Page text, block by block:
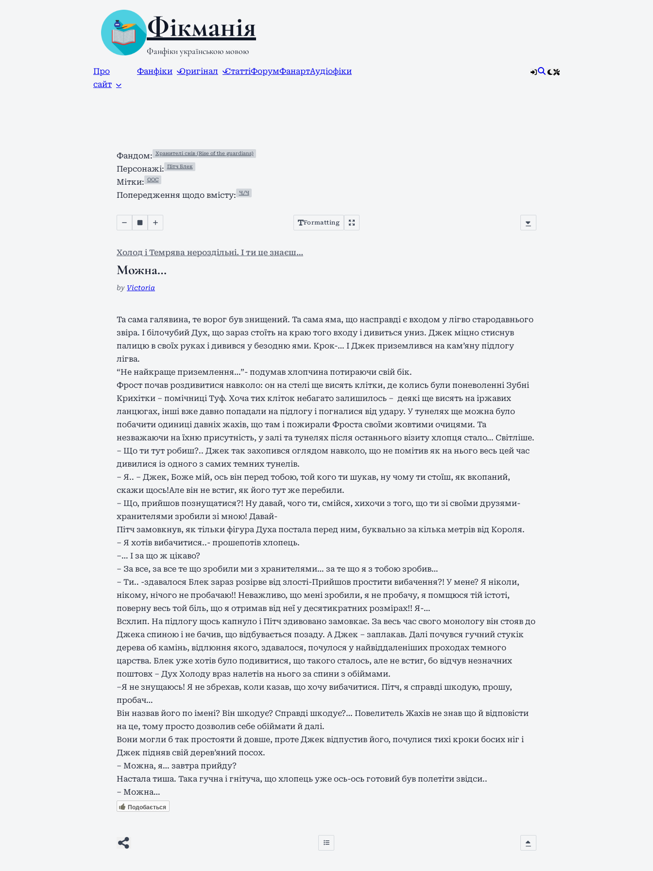
Фікманія
Фанфіки українською мовою
Про
сайт
Фанфіки Оригінал СтаттіФорумФанартАудіофіки
Фандом: Хранителі снів (Rise of the guardians)
Персонажі: Пітч Блек
Мітки: ООС
Попередження щодо вмісту: Ч/Ч
Formatting
Холод і Темрява нероздільні. І ти це знаєш…
Можна…
by Victoria
Та сама галявина, те ворог був знищений. Та сама яма, що насправді є входом у лігво стародавнього
звіра. І білочубий Дух, що зараз стоїть на краю того входу і дивиться униз. Джек міцно стиснув
палицю в своїх руках і дивився у безодню ями. Крок-… І Джек приземлився на кам’яну підлогу
лігва.
“Не найкраще приземлення…”- подумав хлопчина потираючи свій бік.
Фрост почав роздивитися навколо: он на стелі ще висять клітки, де колись були поневоленні Зубні
Крихітки – помічниці Туф. Хоча тих кліток небагато залишилось – деякі ще висять на іржавих
ланцюгах, інші вже давно попадали на підлогу і погналися від удару. У тунелях ще можна було
побачити одиниці давніх жахів, що там і пожирали Фроста своїми жовтими очицями. Та
незважаючи на їхню присутність, у залі та тунелях після останнього візиту хлопця стало… Світліше.
– Що ти тут робиш?.. Джек так захопився оглядом навколо, що не помітив як на нього весь цей час
дивилися із одного з самих темних тунелів.
– Я.. – Джек, Боже мій, ось він перед тобою, той кого ти шукав, ну чому ти стоїш, як вкопаний,
скажи щось!Але він не встиг, як його тут же перебили.
– Що, прийшов познущатися?! Ну давай, чого ти, смійся, хихочи з того, що ти зі своїми друзями-
хранителями зробили зі мною! Давай-
Пітч замовкнув, як тільки фігура Духа постала перед ним, буквально за кілька метрів від Короля.
– Я хотів вибачитися..- прошепотів хлопець.
–… І за що ж цікаво?
– За все, за все те що зробили ми з хранителями… за те що я з тобою зробив…
– Ти.. -здавалося Блек зараз розірве від злості-Прийшов простити вибачення?! У мене? Я ніколи,
нікому, нічого не пробачаю!! Неважливо, що мені зробили, я не пробачу, я помщюся тій істоті,
поверну весь той біль, що я отримав від неї у десятикратних розмірах!! Я-…
Всхлип. На підлогу щось капнуло і Пітч здивовано замовкає. За весь час свого монологу він стояв до
Джека спиною і не бачив, що відбувається позаду. А Джек – заплакав. Далі почувся гучний стукік
дерева об камінь, відлюння якого, здавалося, почулося у найвіддаленіших проходах темного
царства. Блек уже хотів було подивитися, що такого сталось, але не встиг, бо відчув незначних
поштовх – Дух Холоду враз налетів на нього за спини з обіймами.
–Я не знущаюсь! Я не збрехав, коли казав, що хочу вибачитися. Пітч, я справді шкодую, прошу,
пробач…
Він назвав його по імені? Він шкодує? Справді шкодує?… Повелитель Жахів не знав що й відповісти
на це, тому просто дозволив себе обіймати й далі.
Вони могли б так простояти й довше, проте Джек відпустив його, почулися тихі кроки босих ніг і
Джек підняв свій дерев’яний посох.
– Можна, я… завтра прийду?
Настала тиша. Така гучна і гнітуча, що хлопець уже ось-ось готовий був полетіти звідси..
– Можна…
Подобається